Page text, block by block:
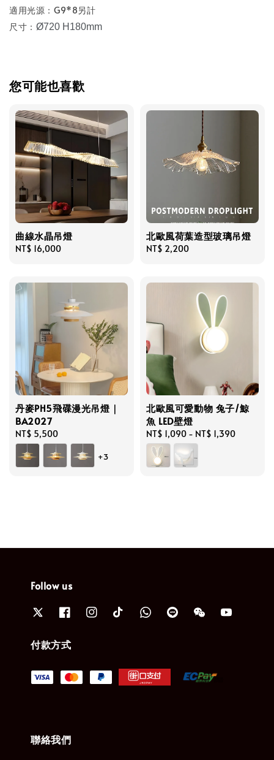
適用光源：G9*8另計
尺寸： Ø720 H180mm
您可能也喜歡
曲線水晶吊燈
Regular
NT$ 16,000
北歐風荷葉造型玻璃吊燈
Regular
NT$ 2,200
丹麥PH5飛碟漫光吊燈｜
BA2027
Regular
price
NT$ 5,500
+3
北歐風可愛動物 兔子/鯨
魚 LED壁燈
Regular
price
NT$ 1,090 - NT$ 1,390
Follow us
付款方式
聯絡我們